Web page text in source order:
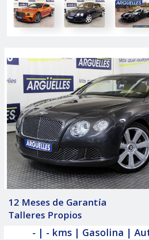
12 Meses de Garantía
Talleres Propios
- | - kms | Gasolina |